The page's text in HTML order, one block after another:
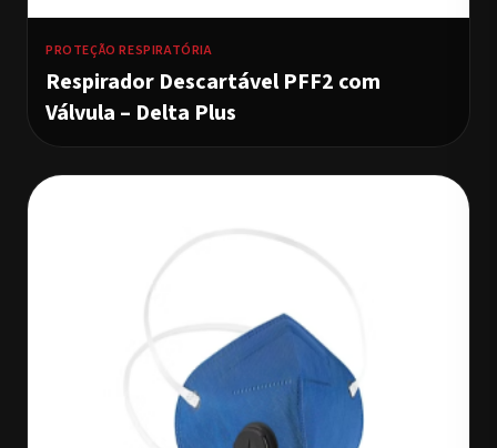
PROTEÇÃO RESPIRATÓRIA
Respirador Descartável PFF2 com
Válvula – Delta Plus